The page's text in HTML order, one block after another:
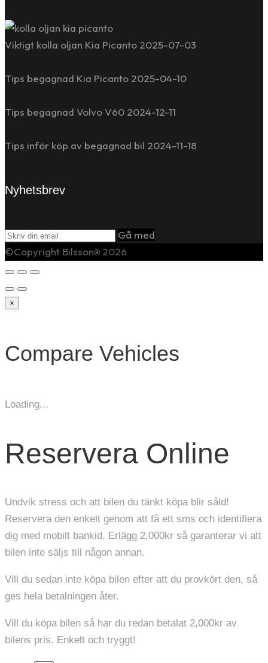
Viktigt kolla oljan Kia Picanto 2025-07-03
Tips begagnad Kia Picanto 2025-04-10
Tips begagnad Volvo V60 2024-12-11
Tips inför köp av begagnad bil 2024-11-18
Nyhetsbrev
Gå med
©Copyright Bilsson® 2026
×
Compare Vehicles
Loading...
Reservera Online
Undvik stress och att bilen du tänkt köpa blir såld!
Reservera den enkelt genom att få ett sms och identifiera
dig med mobilt bankid. Erlägg 2,000kr så garanterar vi att
bilen inte säljs till någon annan.
Vill du sedan inte köpa bilen efter att du provkört den, så
ges hela betalningen åter.
Vill du köpa bilen så har du redan betalat 2,000kr av
bilens pris. Enkelt och tryggt!